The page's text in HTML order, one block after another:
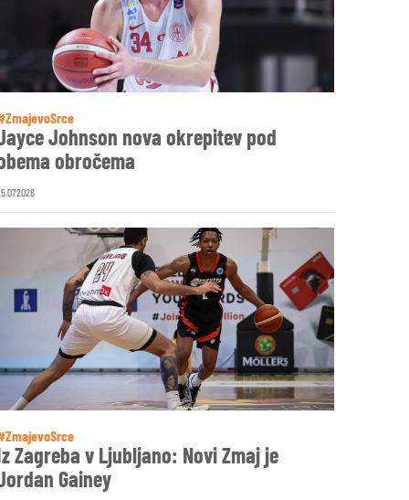
Johnson nova okrepitev pod
obročema
Zagreba v Ljubljano: Novi Zmaj je
Gainey